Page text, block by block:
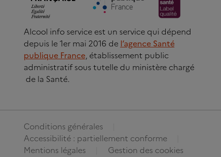
Alcool info service est un service qui dépend
depuis le 1er mai 2016 de l’agence Santé
publique France, établissement public
administratif sous tutelle du ministère chargé
de la Santé.
Conditions générales
Accessibilité : partiellement conforme
Mentions légales
Gestion des cookies